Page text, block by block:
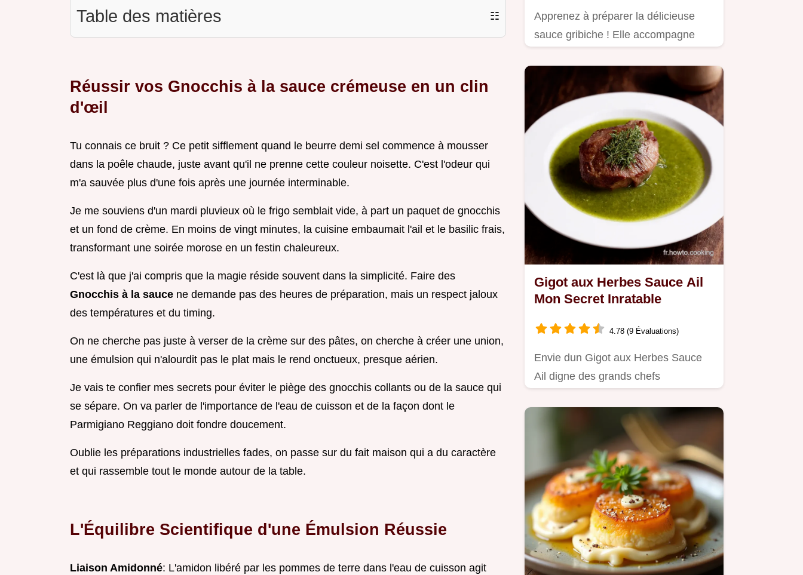
Table des matières ☷
Réussir vos Gnocchis à la sauce crémeuse en un clin
d'œil
Tu connais ce bruit ? Ce petit sifflement quand le beurre demi sel commence à mousser
dans la poêle chaude, juste avant qu'il ne prenne cette couleur noisette. C'est l'odeur qui
m'a sauvée plus d'une fois après une journée interminable.
Je me souviens d'un mardi pluvieux où le frigo semblait vide, à part un paquet de gnocchis
et un fond de crème. En moins de vingt minutes, la cuisine embaumait l'ail et le basilic frais,
transformant une soirée morose en un festin chaleureux.
C'est là que j'ai compris que la magie réside souvent dans la simplicité. Faire des
Gnocchis à la sauce ne demande pas des heures de préparation, mais un respect jaloux
des températures et du timing.
On ne cherche pas juste à verser de la crème sur des pâtes, on cherche à créer une union,
une émulsion qui n'alourdit pas le plat mais le rend onctueux, presque aérien.
Je vais te confier mes secrets pour éviter le piège des gnocchis collants ou de la sauce qui
se sépare. On va parler de l'importance de l'eau de cuisson et de la façon dont le
Parmigiano Reggiano doit fondre doucement.
Oublie les préparations industrielles fades, on passe sur du fait maison qui a du caractère
et qui rassemble tout le monde autour de la table.
L'Équilibre Scientifique d'une Émulsion Réussie
Liaison Amidonné: L'amidon libéré par les pommes de terre dans l'eau de cuisson agit
Apprenez à préparer la délicieuse
sauce gribiche ! Elle accompagne
Gigot aux Herbes Sauce Ail
Mon Secret Inratable
4.78 (9 Évaluations)
Envie dun Gigot aux Herbes Sauce
Ail digne des grands chefs